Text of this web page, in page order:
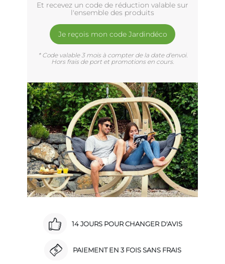
Et recevez un code de réduction valable sur
l'ensemble des produits
Je reçois mon code Jardindéco
* Code valable 3 mois à compter de la date d'envoi.
Hors frais de port et promotions en cours.
14 JOURS POUR CHANGER D'AVIS
PAIEMENT EN 3 FOIS SANS FRAIS